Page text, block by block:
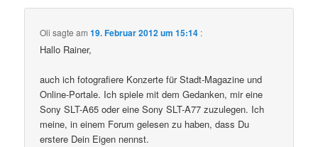
Oli sagte am19. Februar 2012 um 15:14 :
Hallo Rainer,
auch ich fotografiere Konzerte für Stadt-Magazine und
Online-Portale. Ich spiele mit dem Gedanken, mir eine
Sony SLT-A65 oder eine Sony SLT-A77 zuzulegen. Ich
meine, in einem Forum gelesen zu haben, dass Du
erstere Dein Eigen nennst.